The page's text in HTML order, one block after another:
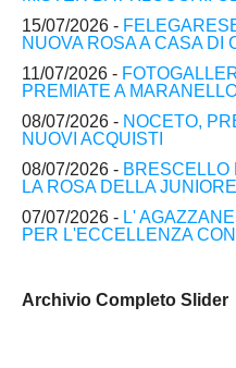
15/07/2026 -
NUOVA ROSA A CASA DI
11/07/2026 -
PREMIATE A
08/07/2026 - NOCETO,
NUOVI ACQUISTI
08/07/2026 - BRESCELLO
LA ROSA DELLA
07/07/2026 - L'
PER L'ECCELLENZA
Archivio Completo Slider